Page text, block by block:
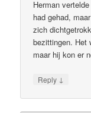
Herman
had gehad,
zich
bezittingen. Het
maar hij kon er
Reply ↓